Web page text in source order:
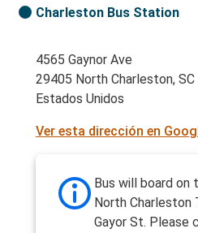
Charleston Bus Station
4565 Gaynor Ave
29405 North Charleston, SC
Estados Unidos
Ver esta dirección en
Bus will board
North
Gayor St. Please